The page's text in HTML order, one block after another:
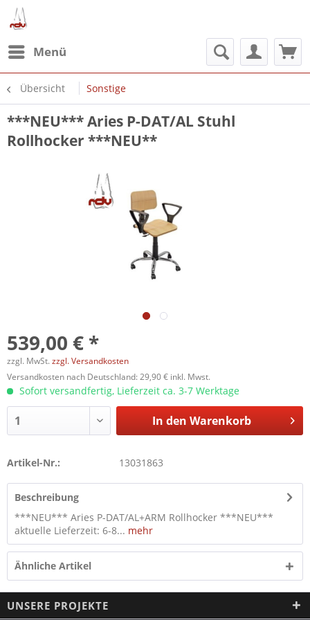
Menü
Übersicht Sonstige
***NEU*** Aries P-DAT/AL Stuhl
Rollhocker ***NEU**
539,00 € *
zzgl. MwSt. zzgl. Versandkosten
Versandkosten nach Deutschland: 29,90 € inkl. Mwst.
Sofort versandfertig, Lieferzeit ca. 3-7 Werktage
In den Warenkorb
Artikel-Nr.: 13031863
Beschreibung
***NEU*** Aries P-DAT/AL+ARM Rollhocker ***NEU***
aktuelle Lieferzeit: 6-8... mehr
Ähnliche Artikel
UNSERE PROJEKTE